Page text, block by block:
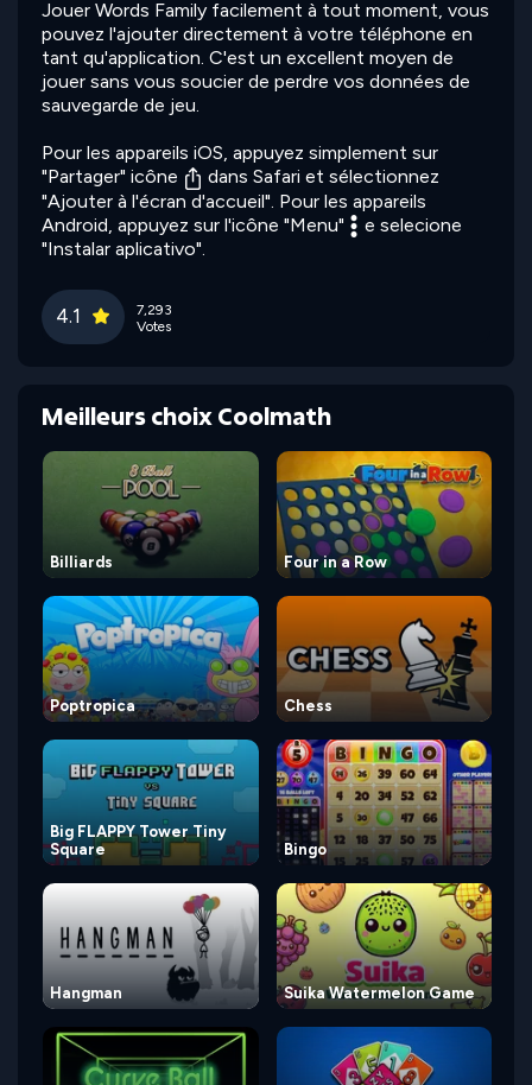
Jouer Words Family facilement à tout moment, vous
pouvez l'ajouter directement à votre téléphone en
tant qu'application. C'est un excellent moyen de
jouer sans vous soucier de perdre vos données de
sauvegarde de jeu.
Pour les appareils iOS, appuyez simplement sur
"Partager" icône
dans Safari et sélectionnez
"Ajouter à l'écran d'accueil". Pour les appareils
Android, appuyez sur l'icône "Menu"
e selecione
"Instalar aplicativo".
4.1
7,293
Votes
Meilleurs choix Coolmath
Billiards Four in a Row
Poptropica Chess
Big FLAPPY Tower Tiny
Square
Bingo
Hangman Suika Watermelon Game